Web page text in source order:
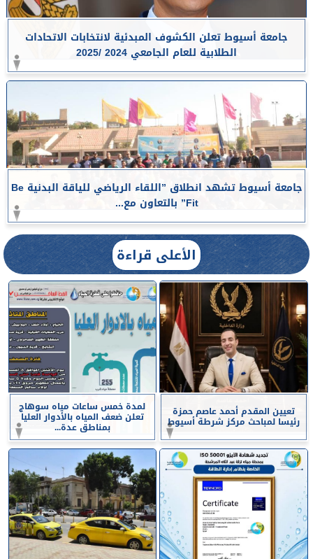
جامعة أسيوط تعلن الكشوف المبدئية لانتخابات الاتحادات
الطلابية للعام الجامعي 2024 /2025
جامعة أسيوط تشهد انطلاق ”اللقاء الرياضي للياقة البدنية Be
Fit” بالتعاون مع...
الأعلى قراءة
تعيين المقدم أحمد عاصم حمزة
رئيسا لمباحث مركز شرطة أسيوط
لمدة خمس ساعات مياه سوهاج
تعلن ضعف المياه بالأدوار العليا
بمناطق عدة...